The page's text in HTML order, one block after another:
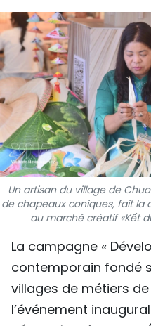
SPORT
PAYS
VIDÉO
À
Un artisan du village de
de chapeaux coniques, fait
au marché créatif «Kết
La campagne «
contemporain fondé
villages de métiers
l’événement